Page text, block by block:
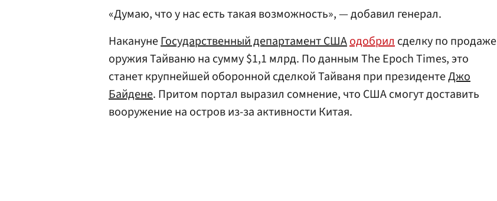
«Думаю, что у нас есть такая возможность», — добавил генерал.
НаканунеГосударственный департамент СШАодобрилсделку по продаже
оружия Тайваню на сумму $1,1 млрд. По данным The Epoch Times, это
станет крупнейшей оборонной сделкой Тайваня при президентеДжо
Байдене. Притом портал выразил сомнение, что США смогут доставить
вооружение на остров из-за активности Китая.